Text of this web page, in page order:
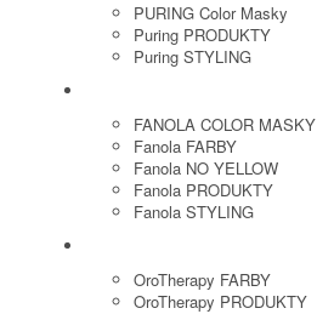
PURING Color Masky
Puring PRODUKTY
Puring STYLING
FANOLA COLOR MASKY
Fanola FARBY
Fanola NO YELLOW
Fanola PRODUKTY
Fanola STYLING
OroTherapy FARBY
OroTherapy PRODUKTY